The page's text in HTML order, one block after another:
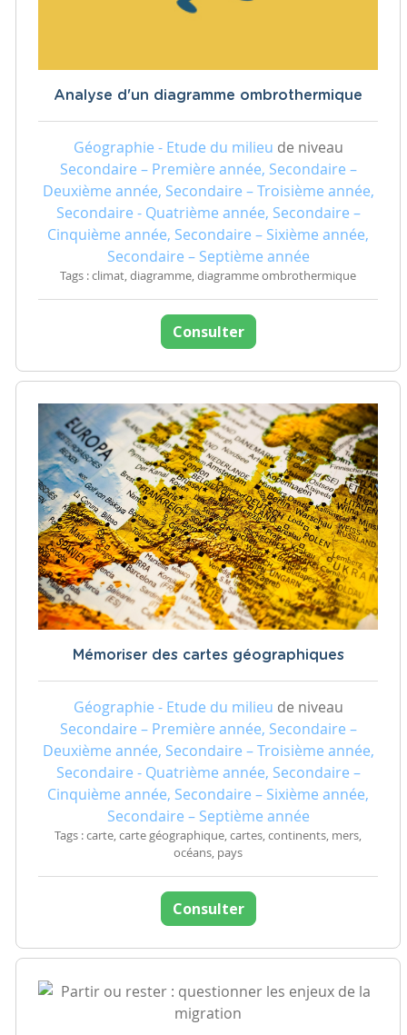
Analyse d'un diagramme ombrothermique
Géographie - Etude du milieu de niveau
Secondaire – Première année, Secondaire –
Deuxième année, Secondaire – Troisième année,
Secondaire - Quatrième année, Secondaire –
Cinquième année, Secondaire – Sixième année,
Secondaire – Septième année
Tags : climat, diagramme, diagramme ombrothermique
Consulter
Mémoriser des cartes géographiques
Géographie - Etude du milieu de niveau
Secondaire – Première année, Secondaire –
Deuxième année, Secondaire – Troisième année,
Secondaire - Quatrième année, Secondaire –
Cinquième année, Secondaire – Sixième année,
Secondaire – Septième année
Tags : carte, carte géographique, cartes, continents, mers,
océans, pays
Consulter